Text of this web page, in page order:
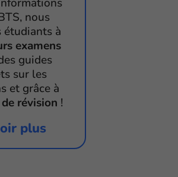
nous
étudiants à
examens
guides
sur les
et grâce à
révision !
plus